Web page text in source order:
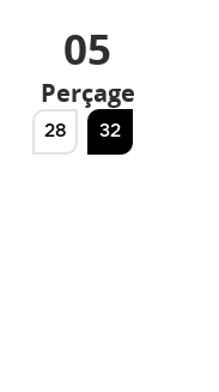
05
Perçage
28 32